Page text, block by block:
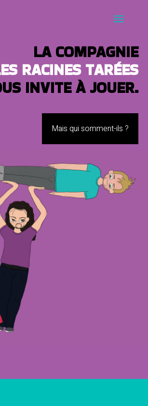
LA COMPAGNIE
RACINES TARÉES
INVITE À JOUER.
Mais qui somment-ils ?